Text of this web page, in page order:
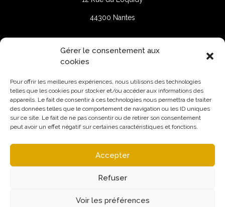
Gérer le consentement aux
cookies
Pour offrir les meilleures expériences, nous utilisons des technologies
telles que les cookies pour stocker et/ou accéder aux informations des
appareils. Le fait de consentir à ces technologies nous permettra de traiter
des données telles que le comportement de navigation ou les ID uniques
sur ce site. Le fait de ne pas consentir ou de retirer son consentement
peut avoir un effet négatif sur certaines caractéristiques et fonctions.
Accepter
Refuser
Voir les préférences
44300 Nantes
Saint-Malo
9 Rue Robert Schuman
35400 Saint-Malo
Mentions légales Politique de confidentialité